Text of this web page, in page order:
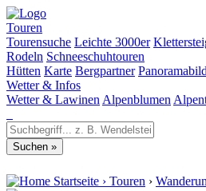
Touren
Tourensuche Leichte 3000er
Rodeln Schneeschuhtouren
Hütten Karte Bergpartner
Wetter & Infos
Wetter & Lawinen Alpenblumen
Startseite › Touren ›